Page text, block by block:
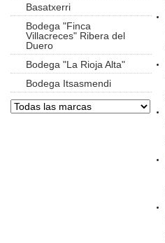
Basatxerri
Bodega "Finca
Villacreces" Ribera del
Duero
Bodega "La Rioja Alta"
Bodega Itsasmendi